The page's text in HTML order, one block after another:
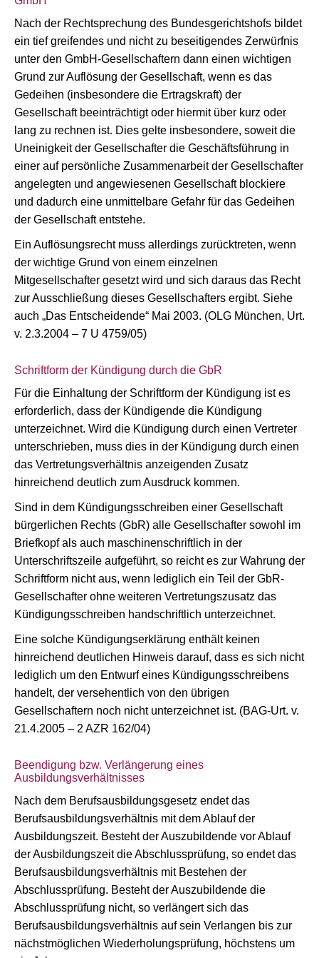
Nach der Rechtsprechung des Bundesgerichtshofs bildet
ein tief greifendes und nicht zu beseitigendes Zerwürfnis
unter den GmbH-Gesellschaftern dann einen wichtigen
Grund zur Auflösung der Gesellschaft, wenn es das
Gedeihen (insbesondere die Ertragskraft) der
Gesellschaft beeinträchtigt oder hiermit über kurz oder
lang zu rechnen ist. Dies gelte insbesondere, soweit die
Uneinigkeit der Gesellschafter die Geschäftsführung in
einer auf persönliche Zusammenarbeit der Gesellschafter
angelegten und angewiesenen Gesellschaft blockiere
und dadurch eine unmittelbare Gefahr für das Gedeihen
der Gesellschaft entstehe.
Ein Auflösungsrecht muss allerdings zurücktreten, wenn
der wichtige Grund von einem einzelnen
Mitgesellschafter gesetzt wird und sich daraus das Recht
zur Ausschließung dieses Gesellschafters ergibt. Siehe
auch „Das Entscheidende“ Mai 2003. (OLG München, Urt.
v. 2.3.2004 – 7 U 4759/05)
Schriftform der Kündigung durch die GbR
Für die Einhaltung der Schriftform der Kündigung ist es
erforderlich, dass der Kündigende die Kündigung
unterzeichnet. Wird die Kündigung durch einen Vertreter
unterschrieben, muss dies in der Kündigung durch einen
das Vertretungsverhältnis anzeigenden Zusatz
hinreichend deutlich zum Ausdruck kommen.
Sind in dem Kündigungsschreiben einer Gesellschaft
bürgerlichen Rechts (GbR) alle Gesellschafter sowohl im
Briefkopf als auch maschinenschriftlich in der
Unterschriftszeile aufgeführt, so reicht es zur Wahrung der
Schriftform nicht aus, wenn lediglich ein Teil der GbR-
Gesellschafter ohne weiteren Vertretungszusatz das
Kündigungsschreiben handschriftlich unterzeichnet.
Eine solche Kündigungserklärung enthält keinen
hinreichend deutlichen Hinweis darauf, dass es sich nicht
lediglich um den Entwurf eines Kündigungsschreibens
handelt, der versehentlich von den übrigen
Gesellschaftern noch nicht unterzeichnet ist. (BAG-Urt. v.
21.4.2005 – 2 AZR 162/04)
Beendigung bzw. Verlängerung eines
Ausbildungsverhältnisses
Nach dem Berufsausbildungsgesetz endet das
Berufsausbildungsverhältnis mit dem Ablauf der
Ausbildungszeit. Besteht der Auszubildende vor Ablauf
der Ausbildungszeit die Abschlussprüfung, so endet das
Berufsausbildungsverhältnis mit Bestehen der
Abschlussprüfung. Besteht der Auszubildende die
Abschlussprüfung nicht, so verlängert sich das
Berufsausbildungsverhältnis auf sein Verlangen bis zur
nächstmöglichen Wiederholungsprüfung, höchstens um